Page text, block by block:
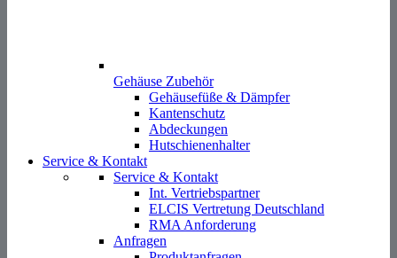
Anfragen
Produktanfragen
Ersatzteilanfrage
Unternehmen
Branchen
Distributoren